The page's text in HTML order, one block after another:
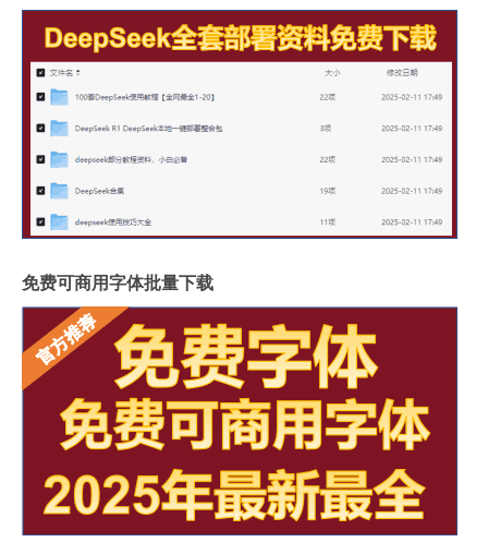
免费可商用字体批量下载